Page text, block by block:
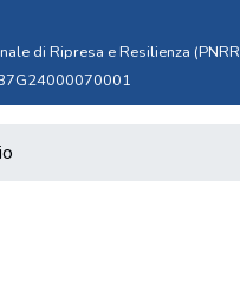
di Ripresa e Resilienza